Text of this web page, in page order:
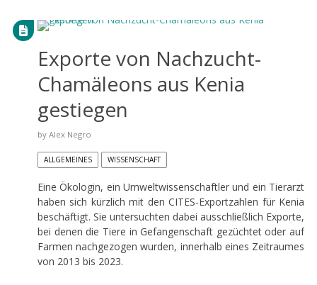
Exporte von Nachzucht-
Chamäleons aus Kenia
gestiegen
by Alex Negro
ALLGEMEINES WISSENSCHAFT
Eine Ökologin, ein Umweltwissenschaftler und ein Tierarzt
haben sich kürzlich mit den CITES-Exportzahlen für Kenia
beschäftigt. Sie untersuchten dabei ausschließlich Exporte,
bei denen die Tiere in Gefangenschaft gezüchtet oder auf
Farmen nachgezogen wurden, innerhalb eines Zeitraumes
von 2013 bis 2023.